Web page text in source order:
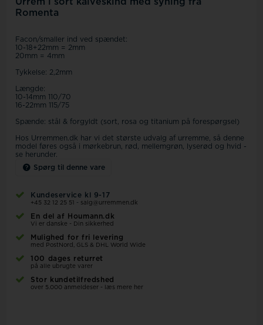
Urrem i sort kalveskind med syning fra
Romenta
Facon/smaller ind ved spændet:
10-18+22mm = 2mm
20mm = 4mm
Tykkelse: 2,2mm
Længde:
10-14mm 110/70
16-22mm 115/75
Spænde: stål & forgyldt (sort, rosa og titanium på forespørgsel)
Hos Urremmen.dk har vi det største udvalg af urremme, så denne
model føres også i mørkebrun, rød, mellemgrøn, lyserød og hvid -
se herunder.
Spørg til denne vare
Kundeservice kl 9-17
+45 32 12 25 51 - salg@urremmen.dk
En del af Houmann.dk
Vi er danske - Din sikkerhed
Mulighed for fri levering
med PostNord, GLS & DHL World Wide
100 dages returret
på alle ubrugte varer
Stor kundetilfredshed
over 5.000 anmeldeser - læs mere her